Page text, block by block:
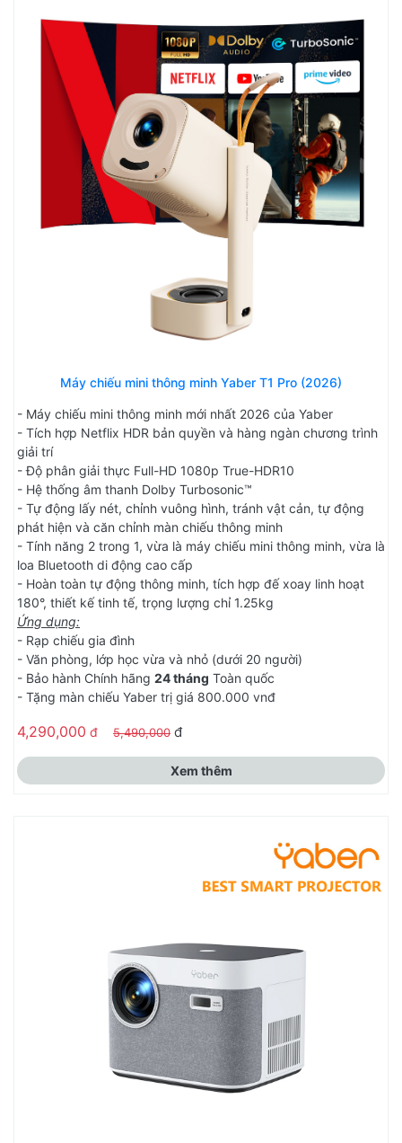
Máy chiếu mini thông minh Yaber T1 Pro (2026)
- Máy chiếu mini thông minh mới nhất 2026 của Yaber
- Tích hợp Netflix HDR bản quyền và hàng ngàn chương trình
giải trí
- Độ phân giải thực Full-HD 1080p True-HDR10
- Hệ thống âm thanh Dolby Turbosonic™
- Tự động lấy nét, chỉnh vuông hình, tránh vật cản, tự động
phát hiện và căn chỉnh màn chiếu thông minh
- Tính năng 2 trong 1, vừa là máy chiếu mini thông minh, vừa là
loa Bluetooth di động cao cấp
- Hoàn toàn tự động thông minh, tích hợp đế xoay linh hoạt
180°, thiết kế tinh tế, trọng lượng chỉ 1.25kg
Ứng dụng:
- Rạp chiếu gia đình
- Văn phòng, lớp học vừa và nhỏ (dưới 20 người)
- Bảo hành Chính hãng 24 tháng Toàn quốc
- Tặng màn chiếu Yaber trị giá 800.000 vnđ
4,290,000 đ 5,490,000 đ
Xem thêm